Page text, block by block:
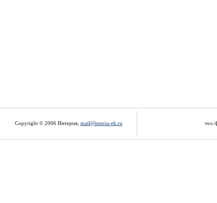
Copyright © 2006 Интерия, mail@interia-ek.ru